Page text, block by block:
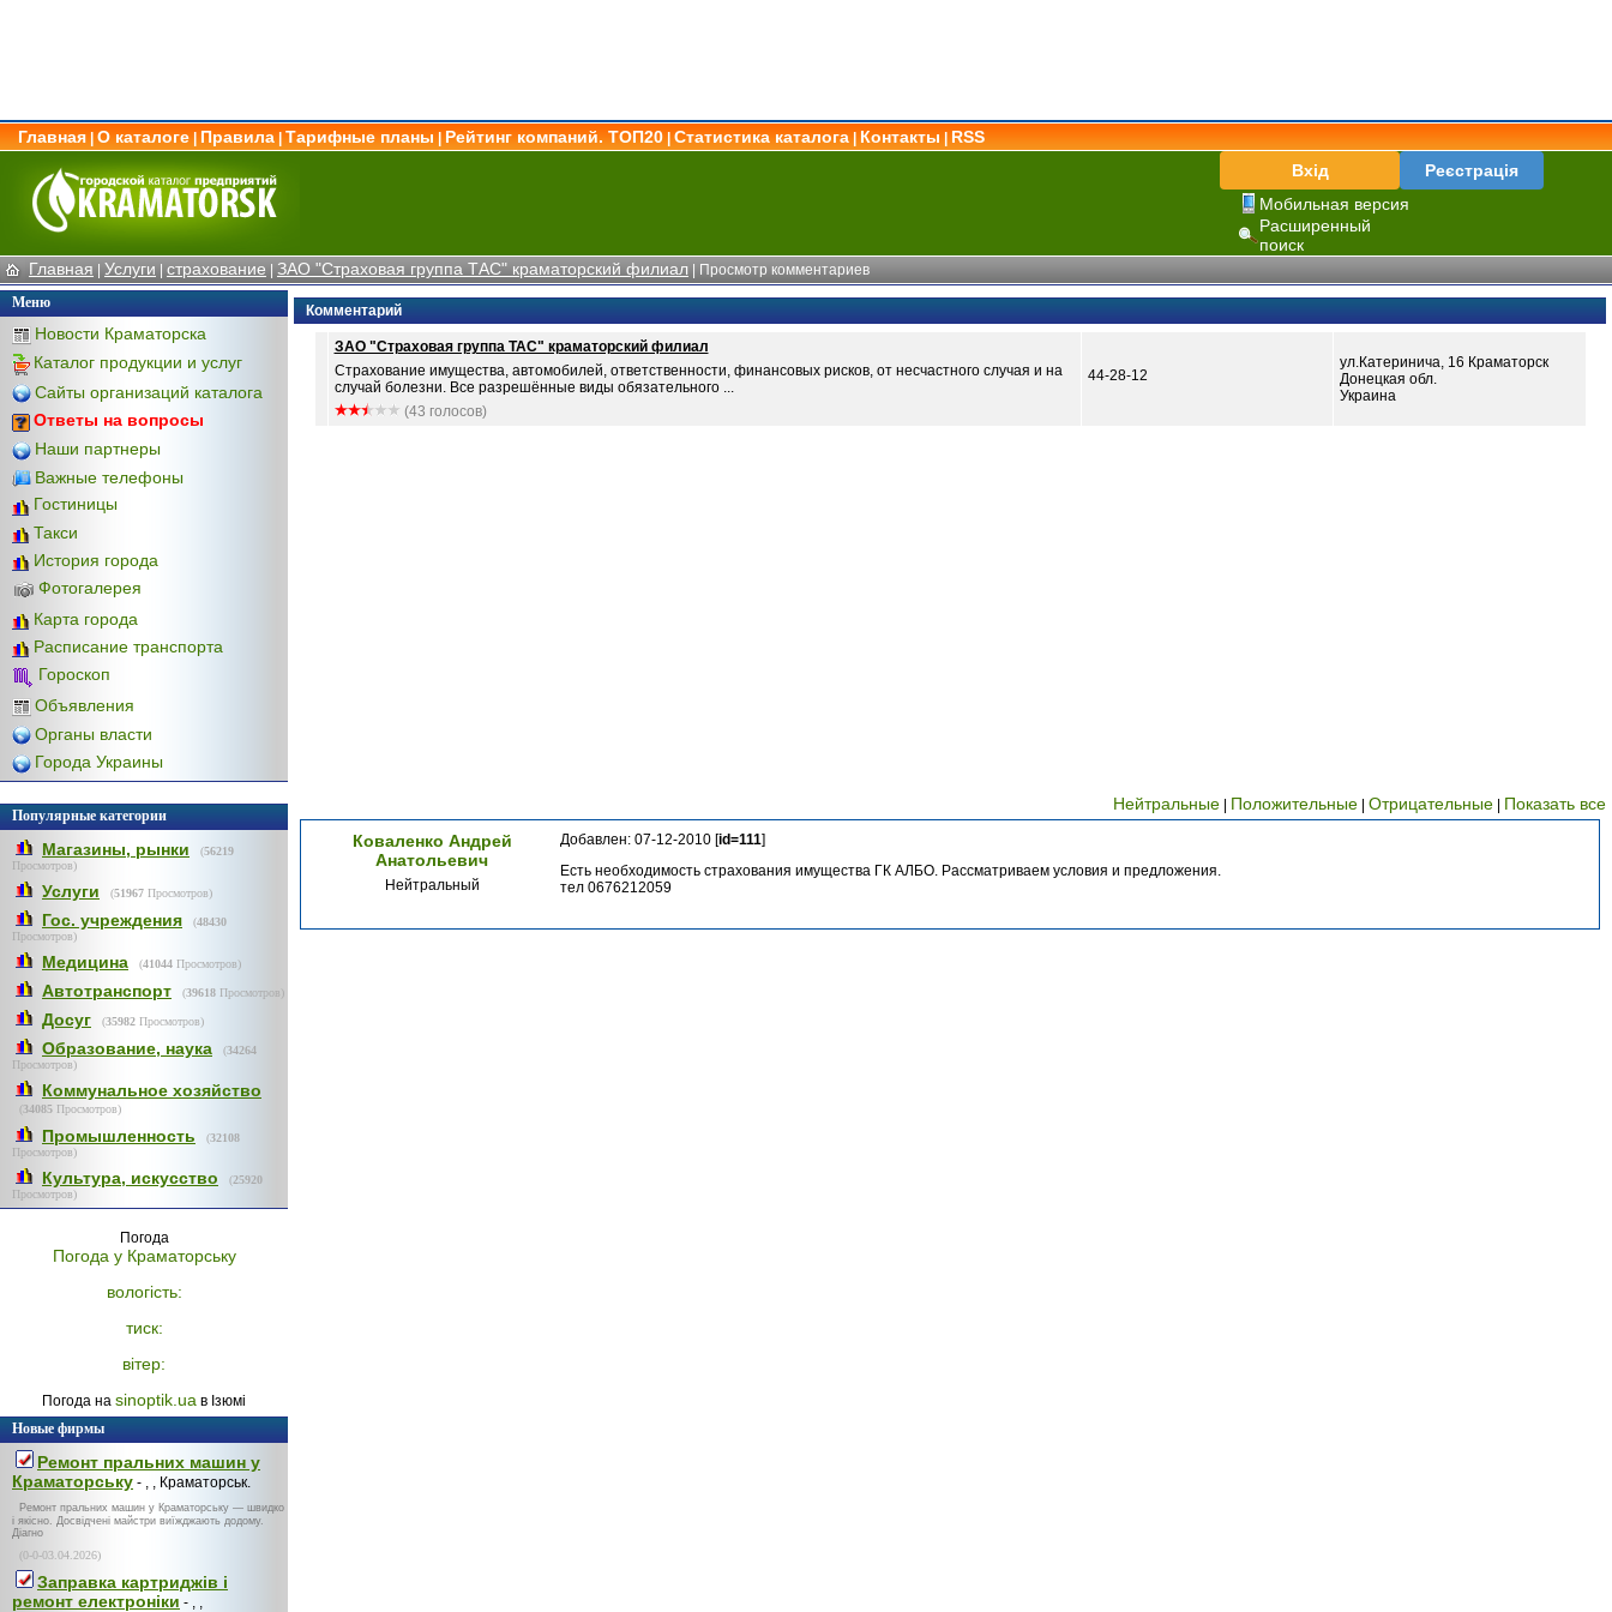
Главная О каталоге Правила Тарифные планы Рейтинг компаний. ТОП20 Статистика каталога Контакты
RSS
Вхід
Реєстрація
Мобильная версия
Расширенный
поиск
Главная | Услуги | страхование | ЗАО "Страховая группа ТАС" краматорский филиал | Просмотр комментариев
Меню
Новости Краматорска
Каталог продукции и услуг
Сайты организаций каталога
Ответы на вопросы
Наши партнеры
Важные телефоны
Гостиницы
Такси
История города
Фотогалерея
Карта города
Расписание транспорта
Гороскоп
Объявления
Органы власти
Города Украины
Популярные категории
Магазины, рынки (56219
Просмотров)
Услуги (51967 Просмотров)
Гос. учреждения (48430
Просмотров)
Медицина (41044 Просмотров)
Автотранспорт (39618 Просмотров)
Досуг (35982 Просмотров)
Образование, наука (34264
Просмотров)
Коммунальное хозяйство
(34085 Просмотров)
Промышленность (32108
Просмотров)
Культура, искусство (25920
Просмотров)
Погода
Погода у Краматорську
вологість:
тиск:
вітер:
Погода на sinoptik.ua в Ізюмі
Новые фирмы
Ремонт пральних машин у
Краматорську - , , Краматорськ.
Ремонт пральних машин у Краматорську — швидко
і якісно. Досвідчені майстри виїжджають додому.
Діагно
(0-0-03.04.2026)
Заправка картриджів і
ремонт електроніки - , ,
Комментарий
ЗАО "Страховая группа ТАС" краматорский филиал
Страхование имущества, автомобилей, ответственности, финансовых рисков, от несчастного случая и на
случай болезни. Все разрешённые виды обязательного ...
(43 голосов)
44-28-12
ул.Катеринича, 16 Краматорск
Донецкая обл.
Украина
Нейтральные Положительные Отрицательные
Показать все
Коваленко Андрей
Анатольевич
Нейтральный
Добавлен: 07-12-2010 [id=111]
Есть необходимость страхования имущества ГК АЛБО. Рассматриваем условия и предложения.
тел 0676212059